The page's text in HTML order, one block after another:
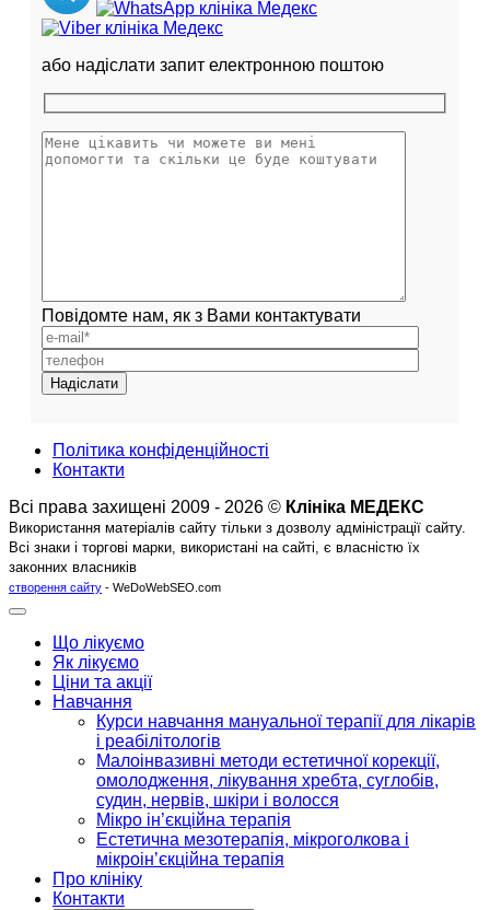
або надіслати запит електронною поштою
Повідомте нам, як з Вами контактувати
Політика конфіденційності
Контакти
Всі права захищені 2009 - 2026 © Клініка МЕДЕКС
Використання матеріалів сайту тільки з дозволу адміністрації сайту.
Всі знаки і торгові марки, використані на сайті, є власністю їх
законних власників
створення сайту - WeDoWebSEO.com
Що лікуємо
Як лікуємо
Ціни та акції
Навчання
Курси навчання мануальної терапії для лікарів
і реабілітологів
Малоінвазивні методи естетичної корекції,
омолодження, лікування хребта, суглобів,
судин, нервів, шкіри і волосся
Мікро ін’єкційна терапія
Естетична мезотерапія, мікроголкова і
мікроін’єкційна терапія
Про клініку
Контакти